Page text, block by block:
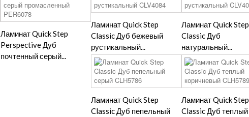
Ламинат Quick Step
Perspective Дуб
почтенный серый...
Ламинат Quick Step
Classic Дуб бежевый
рустикальный...
Ламинат Quick Step
Classic Дуб
натуральный...
Ламинат Quick Step
Classic Дуб пепельный
Ламинат Quick Step
Classic Дуб теплый